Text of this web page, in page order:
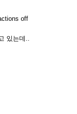
off
있는데..